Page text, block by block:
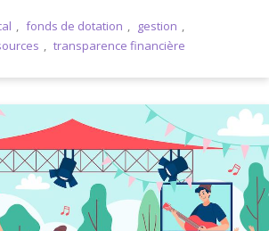
, fonds de dotation , gestion ,
, transparence financière